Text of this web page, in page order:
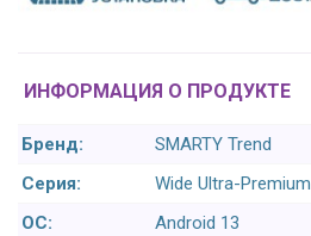
ИНФОРМАЦИЯ О ПРОДУКТЕ
Бренд:
SMARTY Trend
Серия:
Wide Ultra-Premium
ОС:
Android 13